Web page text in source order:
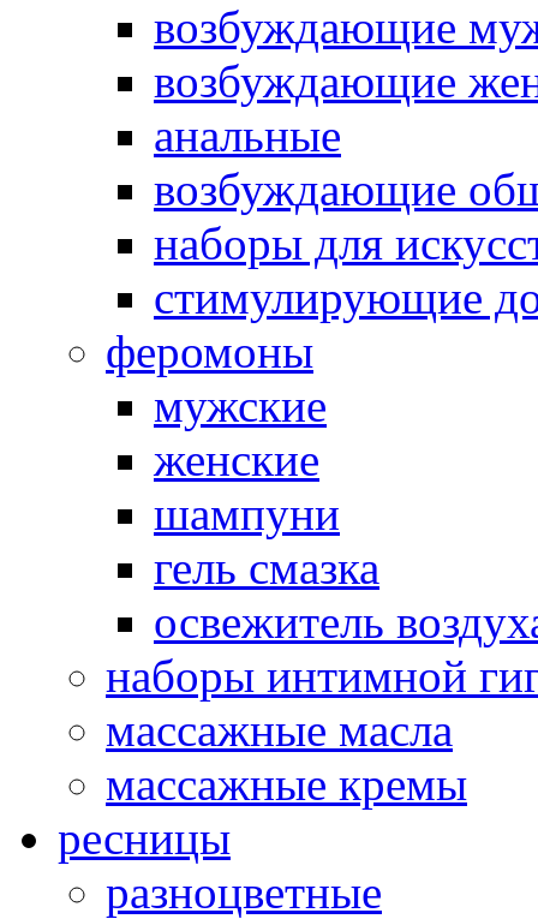
возбуждающие
возбуждающие
анальные
возбуждающие
наборы для
стимулирующие
феромоны
мужские
женские
шампуни
гель смазка
освежитель
наборы интимной
массажные масла
массажные кремы
ресницы
разноцветные